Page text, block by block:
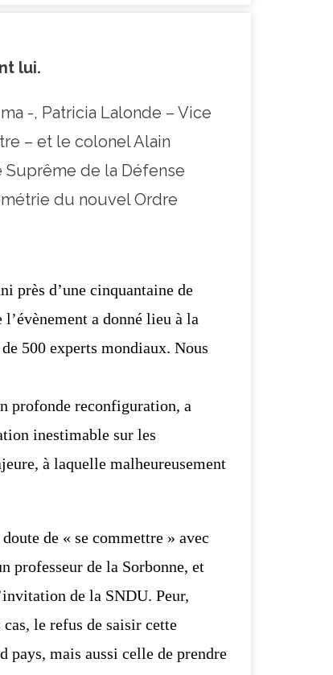
lui.
-, Patricia Lalonde – Vice
– et le colonel Alain
Suprême de la Défense
du nouvel Ordre
près d’une cinquantaine de
a donné lieu à la
500 experts mondiaux. Nous
profonde reconfiguration, a
inestimable sur les
à laquelle malheureusement
doute de « se commettre » avec
professeur de la Sorbonne, et
de la SNDU. Peur,
le refus de saisir cette
pays, mais aussi celle de prendre